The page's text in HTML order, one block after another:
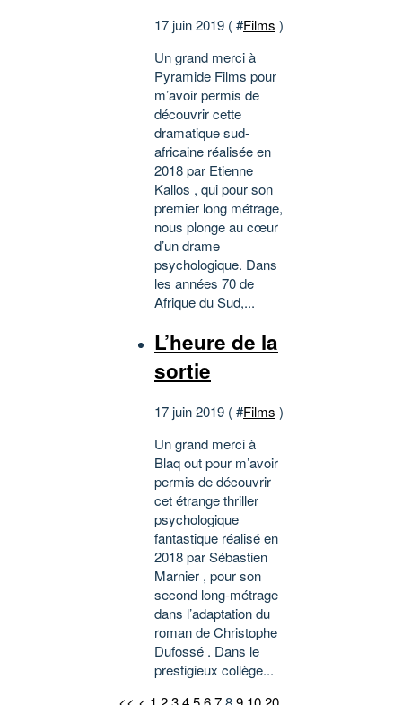
17 juin 2019 ( #Films )
Un grand merci à
Pyramide Films pour
m’avoir permis de
découvrir cette
dramatique sud-
africaine réalisée en
2018 par Etienne
Kallos , qui pour son
premier long métrage,
nous plonge au cœur
d’un drame
psychologique. Dans
les années 70 de
Afrique du Sud,...
L’heure de la
sortie
17 juin 2019 ( #Films )
Un grand merci à
Blaq out pour m’avoir
permis de découvrir
cet étrange thriller
psychologique
fantastique réalisé en
2018 par Sébastien
Marnier , pour son
second long-métrage
dans l’adaptation du
roman de Christophe
Dufossé . Dans le
prestigieux collège...